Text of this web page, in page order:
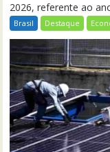
2026, referente ao
Brasil Destaque